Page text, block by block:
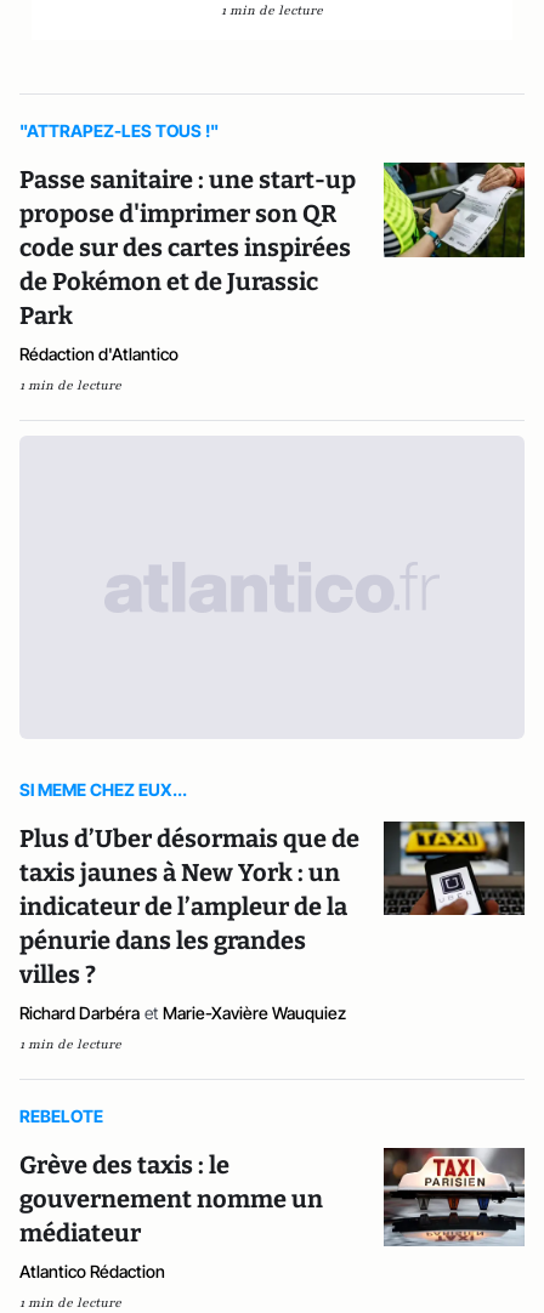
1 min de lecture
"ATTRAPEZ-LES TOUS !"
Passe sanitaire : une start-up
propose d'imprimer son QR
code sur des cartes inspirées
de Pokémon et de Jurassic
Park
Rédaction d'Atlantico
1 min de lecture
SI MEME CHEZ EUX...
Plus d’Uber désormais que de
taxis jaunes à New York : un
indicateur de l’ampleur de la
pénurie dans les grandes
villes ?
Richard Darbéra et Marie-Xavière Wauquiez
1 min de lecture
REBELOTE
Grève des taxis : le
gouvernement nomme un
médiateur
Atlantico Rédaction
1 min de lecture